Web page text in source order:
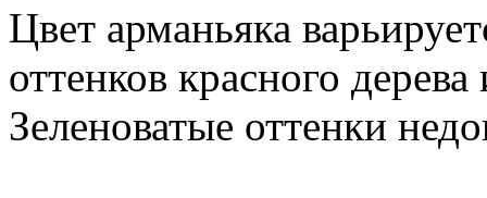
Цвет арманьяка
оттенков красного
Зеленоватые оттенки